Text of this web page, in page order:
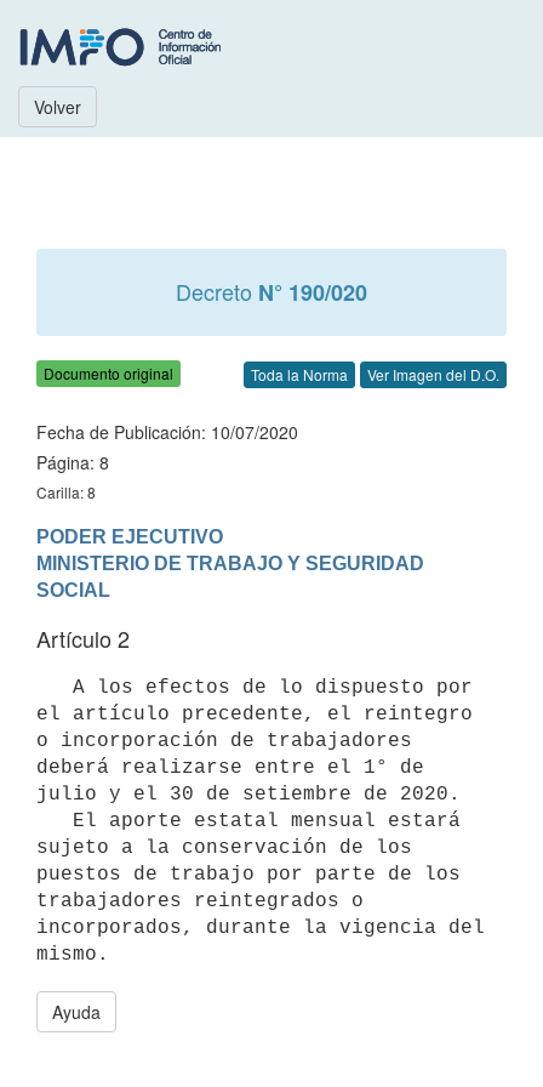
Volver
Decreto N° 190/020
Documento original Toda la Norma Ver Imagen del D.O.
Fecha de Publicación: 10/07/2020
Página: 8
Carilla: 8
PODER EJECUTIVO
MINISTERIO DE TRABAJO Y SEGURIDAD
Artículo 2
el artículo precedente, el reintegro
o incorporación de trabajadores
deberá realizarse entre el 1° de
julio y el 30 de setiembre de 2020.
sujeto a la conservación de los
puestos de trabajo por parte de los
trabajadores reintegrados o
incorporados, durante la vigencia del
Ayuda